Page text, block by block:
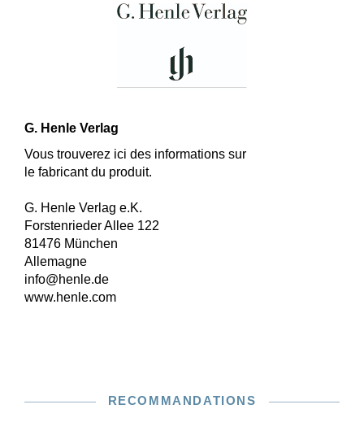
G. Henle Verlag
Vous trouverez ici des informations sur
le fabricant du produit.
G. Henle Verlag e.K.
Forstenrieder Allee 122
81476 München
Allemagne
info@henle.de
www.henle.com
RECOMMANDATIONS